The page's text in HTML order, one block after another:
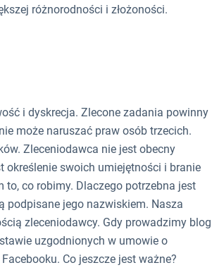
różnorodności i złożoności.
i dyskrecja. Zlecone zadania powinny
może naruszać praw osób trzecich.
Zleceniodawca nie jest obecny
określenie swoich umiejętności i branie
co robimy. Dlaczego potrzebna jest
podpisane jego nazwiskiem. Nasza
zleceniodawcy. Gdy prowadzimy blog
uzgodnionych w umowie o
Co jeszcze jest ważne?